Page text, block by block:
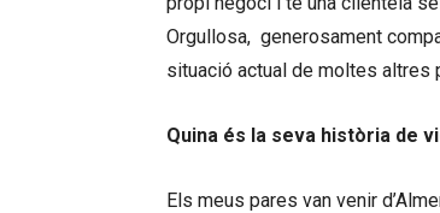
Orgullosa, generosament
situació actual de moltes altres
Quina és la seva història de
Els meus pares van venir